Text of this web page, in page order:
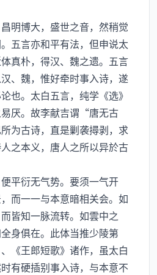
博大，盛世之音，然稍觉
五言亦和平有法，但申说太
真朴，得汉、魏之遗。五言
、魏，惟好牵时事入诗，遂
也。太白五言，纯学《选》
厌。故李献吉谓“唐无古
为古诗，直是剿袭撏剥，求
之本义，唐人之所以异於古
衍无气势。要须一气开
而一一与本意暗相关会。如
皆知一脉流转。如雲中之
身俱在。此体当推少陵第
《王郎短歌》诸作，虽太白
有硬插别事入诗，与本意不